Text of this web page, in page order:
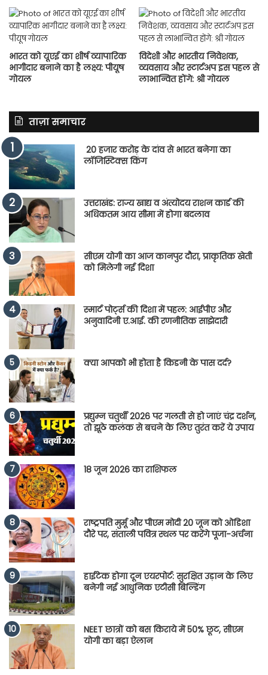
भारत को यूएई का शीर्ष व्यापारिक
भागीदार बनाने का है लक्ष्य: पीयूष
गोयल
विदेशी और भारतीय निवेशक,
व्यवसाय और स्टार्टअप इस पहल से
लाभान्वित होंगे: श्री गोयल
ताज़ा समाचार
20 हजार करोड़ के दांव से भारत बनेगा का
लॉजिस्टिक्स किंग
उत्तराखंड: राज्य खाद्य व अंत्योदय राशन कार्ड की
अधिकतम आय सीमा में होगा बदलाव
सीएम योगी का आज कानपुर दौरा, प्राकृतिक खेती
को मिलेगी नई दिशा
स्मार्ट पोर्ट्स की दिशा में पहल: आईपीए और
अनुवादिनी ए.आई. की रणनीतिक साझेदारी
क्या आपको भी होता है किडनी के पास दर्द?
प्रद्युम्न चतुर्थी 2026 पर गलती से हो जाएं चंद्र दर्शन,
तो झूठे कलंक से बचने के लिए तुरंत करें ये उपाय
18 जून 2026 का राशिफल
राष्ट्रपति मुर्मू और पीएम मोदी 20 जून को ओडिशा
दौरे पर, संताली पवित्र स्थल पर करेंगे पूजा-अर्चना
हाईटेक होगा दून एयरपोर्ट: सुरक्षित उड़ान के लिए
बनेगी नई आधुनिक एटीसी बिल्डिंग
NEET छात्रों को बस किराये में 50% छूट, सीएम
योगी का बड़ा ऐलान